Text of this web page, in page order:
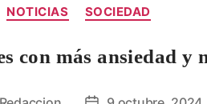
NOTICIAS SOCIEDAD
con más ansiedad y